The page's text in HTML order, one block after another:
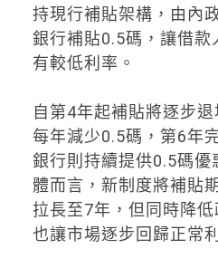
持現行補貼架構，由內
銀行補貼0.5碼，讓借款
有較低利率。
自第4年起補貼將逐步
每年減少0.5碼，第6年
銀行則持續提供0.5碼優
體而言，新制度將補貼
拉長至7年，但同時降低
也讓市場逐步回歸正常